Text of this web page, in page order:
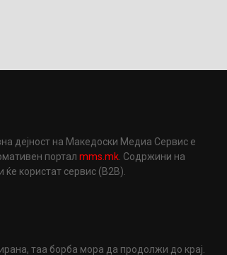
дејност на Македоски Медиа Сервис е
порталmms.mk. Содржини на
користат сервис (B2B).
таа борба мора да продолжи до крај.